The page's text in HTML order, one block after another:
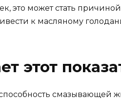
это может стать
к масляному
этот
смазывающей